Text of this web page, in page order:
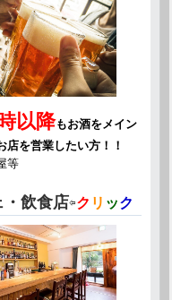
以降もお酒をメイン
店を営業したい方！！
等
・飲食店⇦ク リ ック